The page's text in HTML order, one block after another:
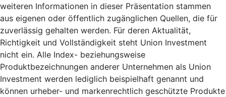
weiteren Informationen in dieser Präsentation stammen
aus eigenen oder öffentlich zugänglichen Quellen, die für
zuverlässig gehalten werden. Für deren Aktualität,
Richtigkeit und Vollständigkeit steht Union Investment
nicht ein. Alle Index- beziehungsweise
Produktbezeichnungen anderer Unternehmen als Union
Investment werden lediglich beispielhaft genannt und
können urheber- und markenrechtlich geschützte Produkte